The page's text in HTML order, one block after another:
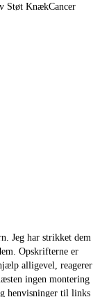
Støt KnækCancer
Jeg har strikket dem
Opskrifterne er
alligevel, reagerer
ingen montering
henvisninger til links